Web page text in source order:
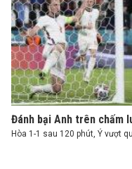
Đánh bại Anh trên chấm
Hòa 1-1 sau 120 phút, Ý vượt